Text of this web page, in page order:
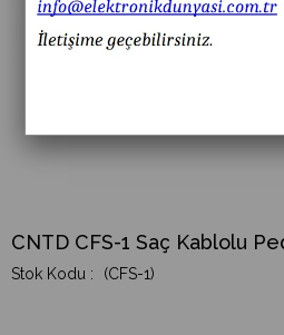
CNTD CFS-1 Saç Kablolu
(CFS-1)